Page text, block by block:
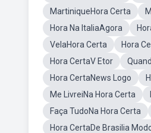
MartiniqueHora Certa
Hora Na ItaliaAgora
VelaHora Certa
Hora
Hora CertaV Etor
Hora CertaNews Logo
Me LivreiNa Hora Certa
Faça TudoNa Hora Certa
Hora CertaDe Brasilia